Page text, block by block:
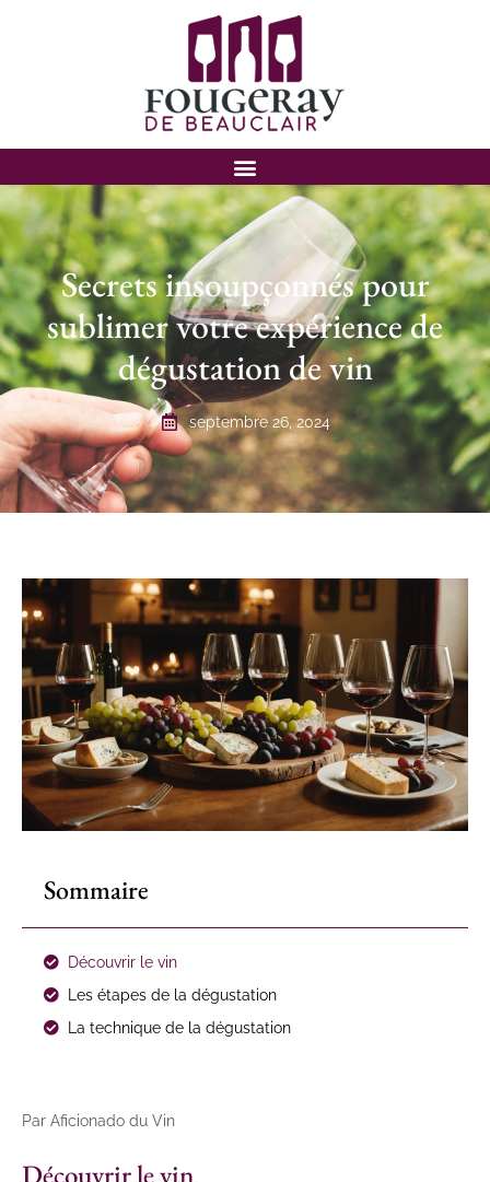
Secrets insoupçonnés pour
sublimer votre expérience de
dégustation de vin
septembre 26, 2024
Sommaire
Découvrir le vin
Les étapes de la dégustation
La technique de la dégustation
Par Aficionado du Vin
Découvrir le vin